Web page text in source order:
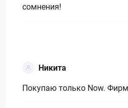
сомнения!
Никита
Покупаю только Now.